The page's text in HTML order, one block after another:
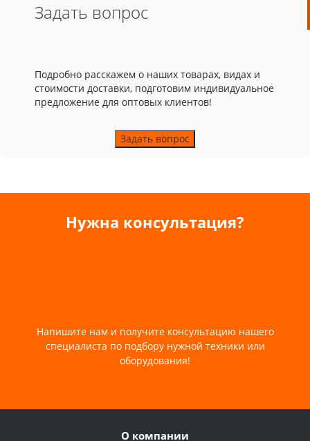
Задать вопрос
Подробно расскажем о наших товарах, видах и
стоимости доставки, подготовим индивидуальное
предложение для оптовых клиентов!
Задать вопрос
Нужна консультация?
Напишите нам и получите консультацию нашего
специалиста по подбору нужной техники или
оборудования!
О компании